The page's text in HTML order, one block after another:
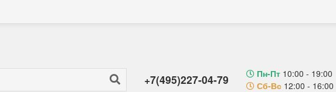
+7(495)227-04-79 Пн-Пт 10:00 - 19:00
Сб-Вс 12:00 - 16:00